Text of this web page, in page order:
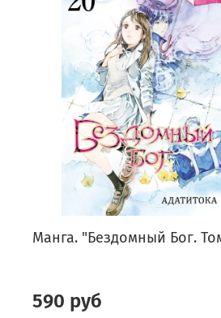
Манга. "Бездомный Бог.
590 руб